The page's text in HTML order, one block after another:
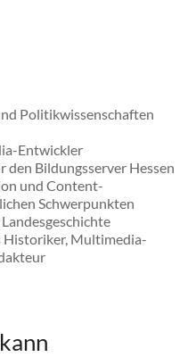
Politikwissenschaften
Entwickler
den Bildungsserver Hessen
und Content-
Schwerpunkten
Historiker, Multimedia-